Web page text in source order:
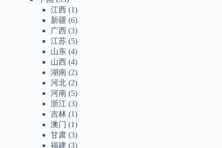
江西 (1)
新疆 (6)
广西 (3)
江苏 (5)
山东 (4)
山西 (4)
湖南 (2)
河北 (2)
河南 (5)
浙江 (3)
吉林 (1)
澳门 (1)
甘肃 (3)
福建 (3)